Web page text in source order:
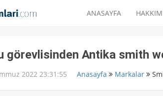
ANASAYFA
görevlisinden Antika smith
2022 23:31:55 Anasayfa Markalar